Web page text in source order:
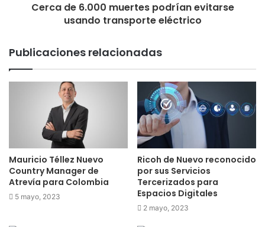
Cerca de 6.000 muertes podrían evitarse
usando transporte eléctrico
Publicaciones relacionadas
Mauricio Téllez Nuevo
Country Manager de
Atrevía para Colombia
5 mayo, 2023
Ricoh de Nuevo reconocido
por sus Servicios
Tercerizados para
Espacios Digitales
2 mayo, 2023